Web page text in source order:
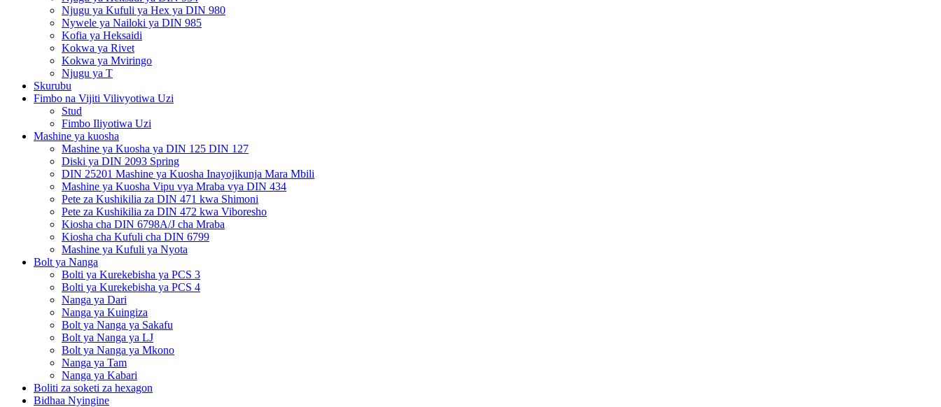
Njugu ya Kufuli ya Hex ya DIN 980
Nywele ya Nailoki ya DIN 985
Kofia ya Heksaidi
Kokwa ya Rivet
Kokwa ya Mviringo
Njugu ya T
Skurubu
Fimbo na Vijiti Vilivyotiwa Uzi
Stud
Fimbo Iliyotiwa Uzi
Mashine ya kuosha
Mashine ya Kuosha ya DIN 125 DIN 127
Diski ya DIN 2093 Spring
DIN 25201 Mashine ya Kuosha Inayojikunja Mara Mbili
Mashine ya Kuosha Vipu vya Mraba vya DIN 434
Pete za Kushikilia za DIN 471 kwa Shimoni
Pete za Kushikilia za DIN 472 kwa Viboresho
Kiosha cha DIN 6798A/J cha Mraba
Kiosha cha Kufuli cha DIN 6799
Mashine ya Kufuli ya Nyota
Bolt ya Nanga
Bolti ya Kurekebisha ya PCS 3
Bolti ya Kurekebisha ya PCS 4
Nanga ya Dari
Nanga ya Kuingiza
Bolt ya Nanga ya Sakafu
Bolt ya Nanga ya LJ
Bolt ya Nanga ya Mkono
Nanga ya Tam
Nanga ya Kabari
Boliti za soketi za hexagon
Bidhaa Nyingine